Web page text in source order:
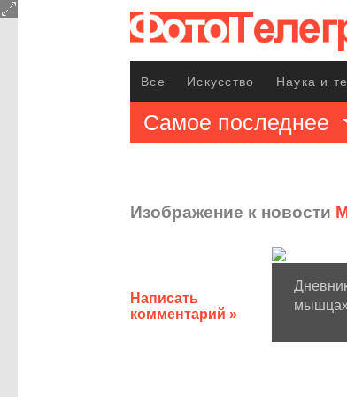
Все Искусство Наука и
Самое последнее
Изображение к новости
Написать
комментарий »
мышцах